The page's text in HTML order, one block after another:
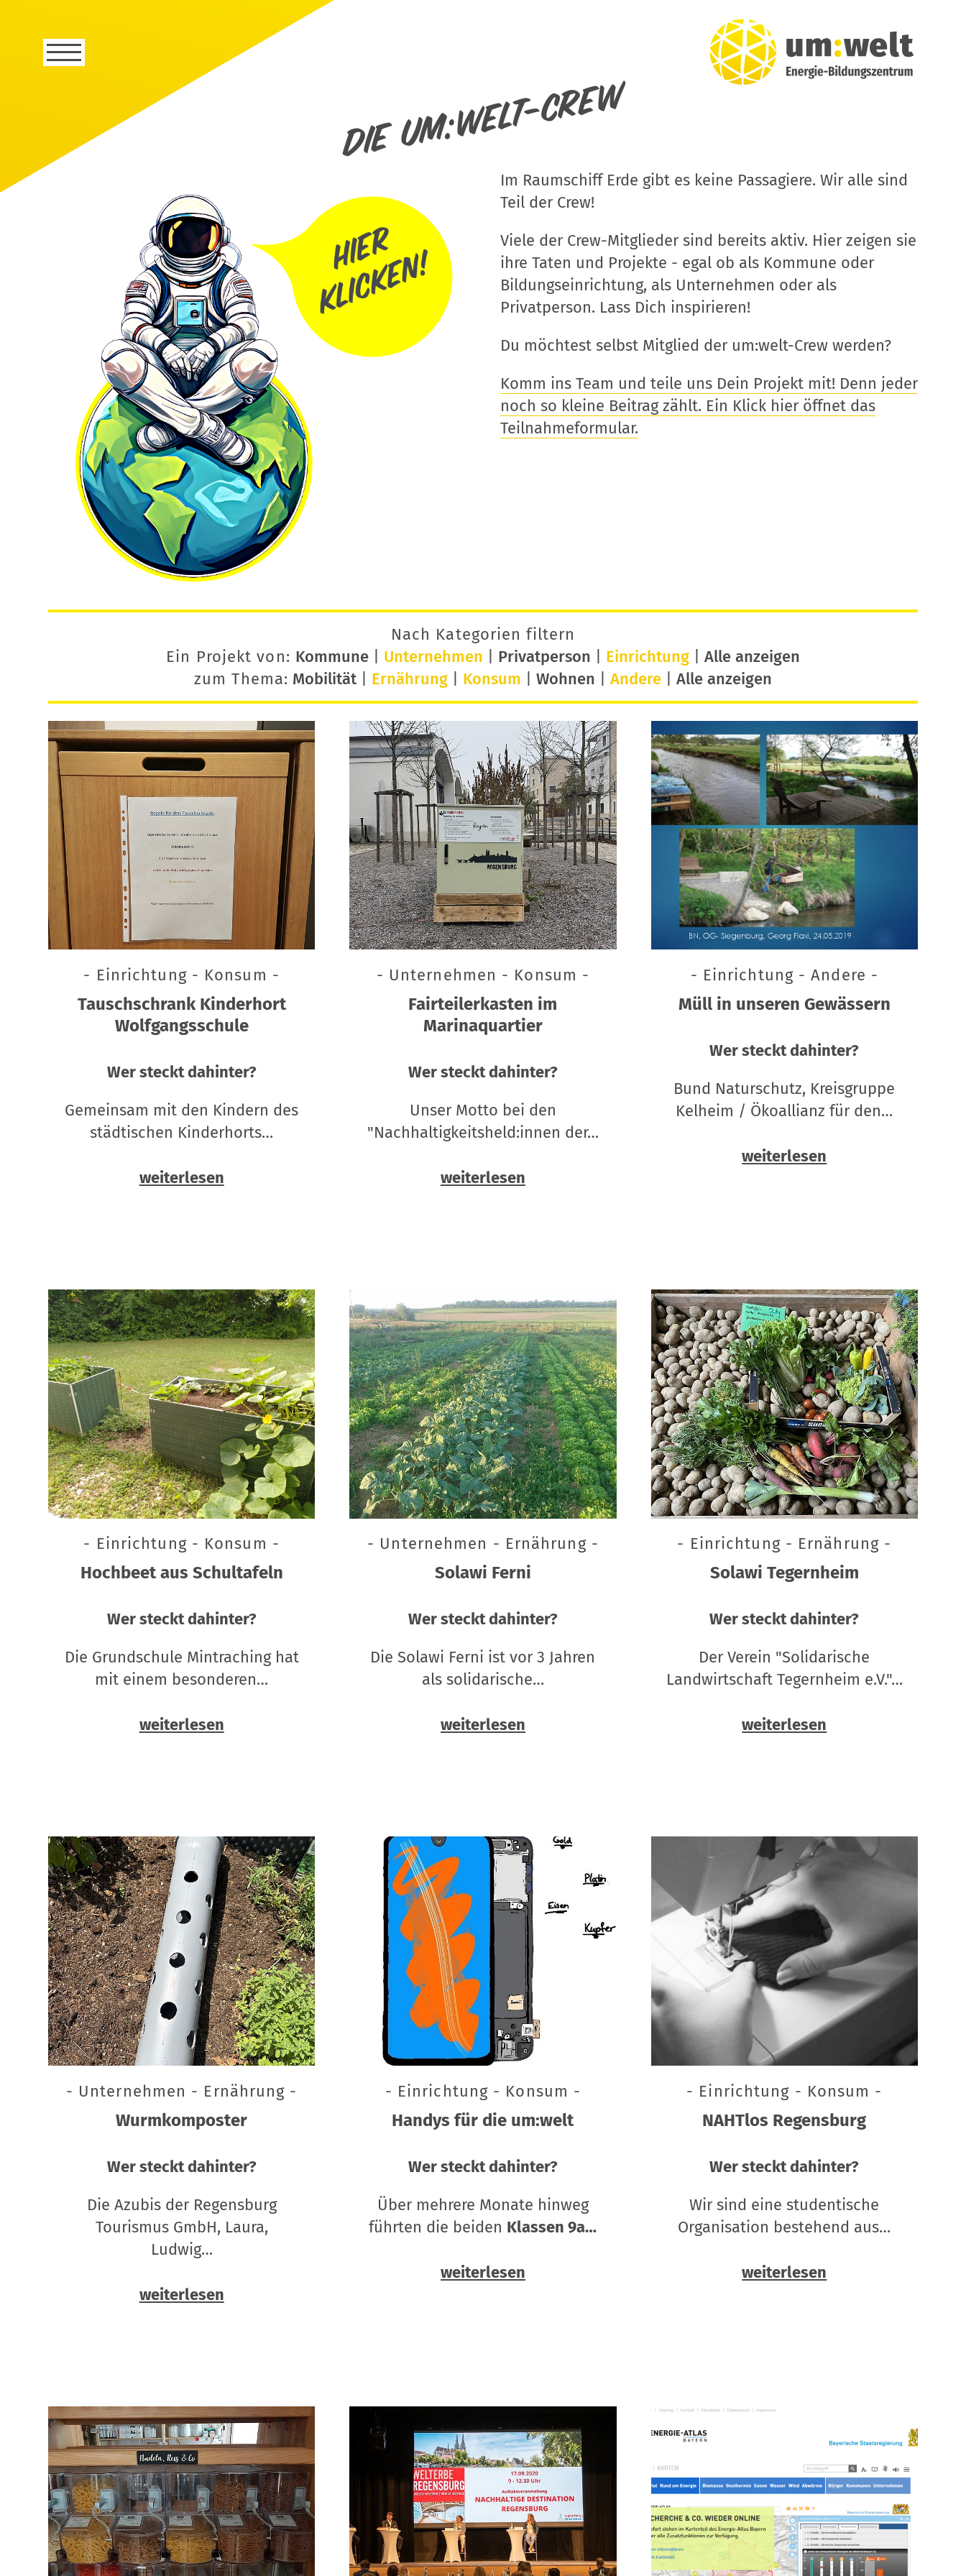
Die um:welt-Crew
Im Raumschiff Erde gibt es keine Passagiere. Wir alle sind
Teil der Crew!
Viele der Crew-Mitglieder sind bereits aktiv. Hier zeigen sie
ihre Taten und Projekte - egal ob als Kommune oder
Bildungseinrichtung, als Unternehmen oder als
Privatperson. Lass Dich inspirieren!
Du möchtest selbst Mitglied der um:welt-Crew werden?
Komm ins Team und teile uns Dein Projekt mit! Denn jeder
noch so kleine Beitrag zählt. Ein Klick hier öffnet das
Teilnahmeformular.
Nach Kategorien filtern
Ein Projekt von: Kommune| Unternehmen Privatperson Einrichtung| Alle anzeigen
zum Thema: Mobilität Ernährung Konsum Wohnen Andere Alle anzeigen
- Einrichtung - Konsum -
Tauschschrank Kinderhort
Wolfgangsschule
Wer steckt dahinter?
Gemeinsam mit den Kindern des
städtischen Kinderhorts…
weiterlesen
- Unternehmen - Konsum -
Fairteilerkasten im
Marinaquartier
Wer steckt dahinter?
Unser Motto bei den
"Nachhaltigkeitsheld:innen der…
weiterlesen
- Einrichtung - Andere -
Müll in unseren Gewässern
Wer steckt dahinter?
Bund Naturschutz, Kreisgruppe
Kelheim / Ökoallianz für den…
weiterlesen
- Einrichtung - Konsum -
Hochbeet aus Schultafeln
Wer steckt dahinter?
Die Grundschule Mintraching hat
mit einem besonderen…
weiterlesen
- Unternehmen - Ernährung -
Solawi Ferni
Wer steckt dahinter?
Die Solawi Ferni ist vor 3 Jahren
als solidarische…
weiterlesen
- Einrichtung - Ernährung -
Solawi Tegernheim
Wer steckt dahinter?
Der Verein "Solidarische
Landwirtschaft Tegernheim e.V."…
weiterlesen
- Unternehmen - Ernährung -
Wurmkomposter
Wer steckt dahinter?
Die Azubis der Regensburg
Tourismus GmbH, Laura,
Ludwig…
weiterlesen
- Einrichtung - Konsum -
Handys für die um:welt
Wer steckt dahinter?
Über mehrere Monate hinweg
führten die beiden Klassen 9a…
weiterlesen
- Einrichtung - Konsum -
NAHTlos Regensburg
Wer steckt dahinter?
Wir sind eine studentische
Organisation bestehend aus…
weiterlesen